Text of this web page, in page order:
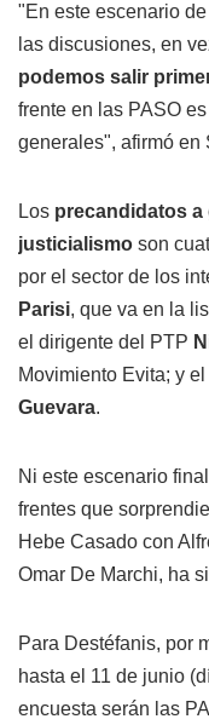
"En este escenario
las discusiones, en
podemos salir
frente en las PASO
generales", afirmó en
Los precandidatos a
justicialismo son
por el sector de los
Parisi, que va en la
el dirigente del PTP
Movimiento Evita; y
Guevara.
Ni este escenario
frentes que
Hebe Casado con
Omar De Marchi, ha
Para Destéfanis, por
hasta el 11 de junio
encuesta serán las